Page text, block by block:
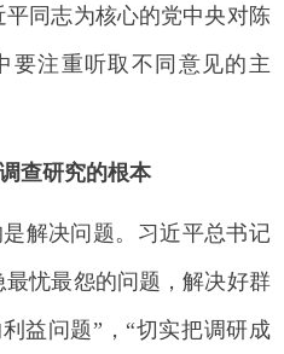
同志为核心的党中央对陈
要注重听取不同意见的主
查研究的根本
解决问题。习近平总书记
忧最怨的问题，解决好群
益问题”，“切实把调研成